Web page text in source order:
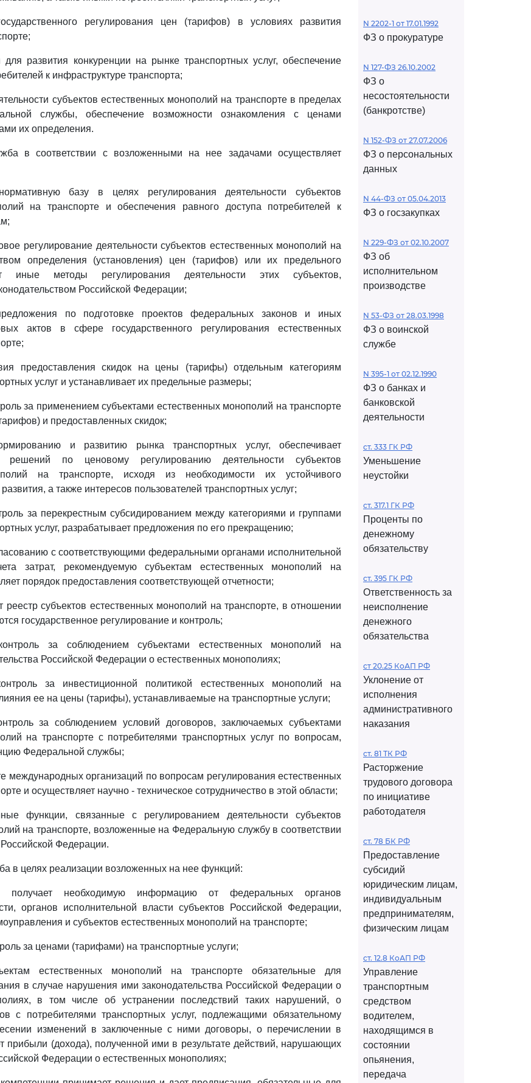
регулирования цен (тарифов) в условиях развития
развития конкуренции на рынке транспортных услуг, обеспечение
к инфраструктуре транспорта;
субъектов естественных монополий на транспорте в пределах
службы, обеспечение возможности ознакомления с ценами
их определения.
в соответствии с возложенными на нее задачами осуществляет
базу в целях регулирования деятельности субъектов
на транспорте и обеспечения равного доступа потребителей к
регулирование деятельности субъектов естественных монополий на
определения (установления) цен (тарифов) или их предельного
иные методы регулирования деятельности этих субъектов,
Российской Федерации;
по подготовке проектов федеральных законов и иных
актов в сфере государственного регулирования естественных
предоставления скидок на цены (тарифы) отдельным категориям
услуг и устанавливает их предельные размеры;
за применением субъектами естественных монополий на транспорте
и предоставленных скидок;
и развитию рынка транспортных услуг, обеспечивает
решений по ценовому регулированию деятельности субъектов
на транспорте, исходя из необходимости их устойчивого
а также интересов пользователей транспортных услуг;
за перекрестным субсидированием между категориями и группами
услуг, разрабатывает предложения по его прекращению;
с соответствующими федеральными органами исполнительной
затрат, рекомендуемую субъектам естественных монополий на
порядок предоставления соответствующей отчетности;
реестр субъектов естественных монополий на транспорте, в отношении
государственное регулирование и контроль;
за соблюдением субъектами естественных монополий на
Российской Федерации о естественных монополиях;
за инвестиционной политикой естественных монополий на
ее на цены (тарифы), устанавливаемые на транспортные услуги;
за соблюдением условий договоров, заключаемых субъектами
на транспорте с потребителями транспортных услуг по вопросам,
Федеральной службы;
международных организаций по вопросам регулирования естественных
и осуществляет научно - техническое сотрудничество в этой области;
функции, связанные с регулированием деятельности субъектов
на транспорте, возложенные на Федеральную службу в соответствии
Федерации.
в целях реализации возложенных на нее функций:
необходимую информацию от федеральных органов
органов исполнительной власти субъектов Российской Федерации,
и субъектов естественных монополий на транспорте;
за ценами (тарифами) на транспортные услуги;
естественных монополий на транспорте обязательные для
в случае нарушения ими законодательства Российской Федерации о
в том числе об устранении последствий таких нарушений, о
с потребителями транспортных услуг, подлежащими обязательному
изменений в заключенные с ними договоры, о перечислении в
(дохода), полученной ими в результате действий, нарушающих
Федерации о естественных монополиях;
N 2202-1 от 17.01.1992
ФЗ о прокуратуре
N 127-ФЗ 26.10.2002
ФЗ о
несостоятельности
(банкротстве)
N 152-ФЗ от 27.07.2006
ФЗ о персональных
данных
N 44-ФЗ от 05.04.2013
ФЗ о госзакупках
N 229-ФЗ от 02.10.2007
ФЗ об
исполнительном
производстве
N 53-ФЗ от 28.03.1998
ФЗ о воинской
службе
N 395-1 от 02.12.1990
ФЗ о банках и
банковской
деятельности
ст. 333 ГК РФ
Уменьшение
неустойки
ст. 317.1 ГК РФ
Проценты по
денежному
обязательству
ст. 395 ГК РФ
Ответственность за
неисполнение
денежного
обязательства
ст 20.25 КоАП РФ
Уклонение от
исполнения
административного
наказания
ст. 81 ТК РФ
Расторжение
трудового договора
по инициативе
работодателя
ст. 78 БК РФ
Предоставление
субсидий
юридическим лицам,
индивидуальным
предпринимателям,
физическим лицам
ст. 12.8 КоАП РФ
Управление
транспортным
средством
водителем,
находящимся в
состоянии
опьянения,
передача